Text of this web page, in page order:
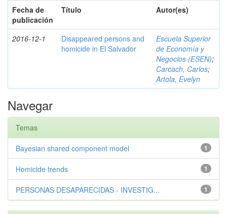
Fecha de
publicación
Título Autor(es)
2016-12-1
Disappeared persons and
homicide in El Salvador
Escuela Superior
de Economía y
Negocios (ESEN);
Carcach, Carlos;
Artola, Evelyn
Navegar
Temas
1
Bayesian shared component model
1
Homicide trends
1
PERSONAS DESAPARECIDAS - INVESTIG...